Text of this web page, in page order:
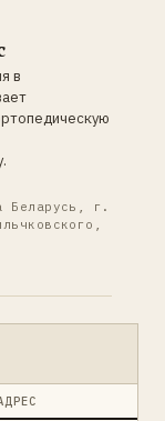
в
Беларусь, г.